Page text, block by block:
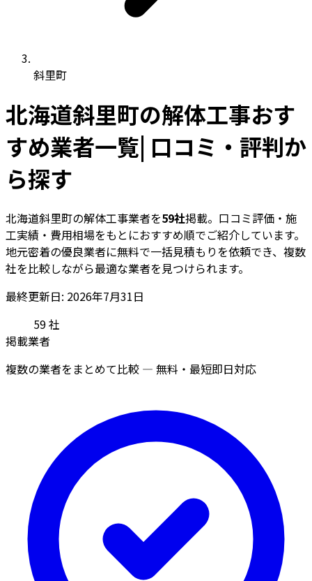
斜里町
北海道斜里町の解体工事おす
すめ業者一覧| 口コミ・評判か
ら探す
北海道斜里町の解体工事業者を59社掲載。口コミ評価・施
工実績・費用相場をもとにおすすめ順でご紹介しています。
地元密着の優良業者に無料で一括見積もりを依頼でき、複数
社を比較しながら最適な業者を見つけられます。
最終更新日: 2026年7月31日
59社
掲載業者
複数の業者をまとめて比較 — 無料・最短即日対応